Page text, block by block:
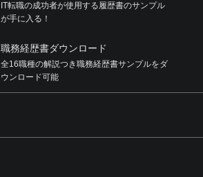
IT転職の成功者が使用する履歴書のサンプル
が手に入る！
職務経歴書ダウンロード
全16職種の解説つき職務経歴書サンプルをダ
ウンロード可能